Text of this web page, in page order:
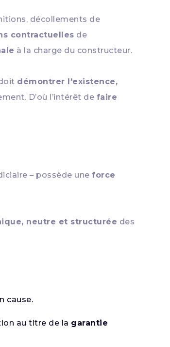
décollements de
contractuelles de
à la charge du constructeur.
démontrer l'existence,
D’où l’intérêt de faire
– possède uneforce
neutre et structurée des
cause.
au titre de la garantie